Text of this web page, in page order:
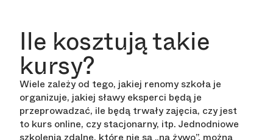
Ile kosztują takie
kursy?
Wiele zależy od tego, jakiej renomy szkoła je
organizuje, jakiej sławy eksperci będą je
przeprowadzać, ile będą trwały zajęcia, czy jest
to kurs online, czy stacjonarny, itp. Jednodniowe